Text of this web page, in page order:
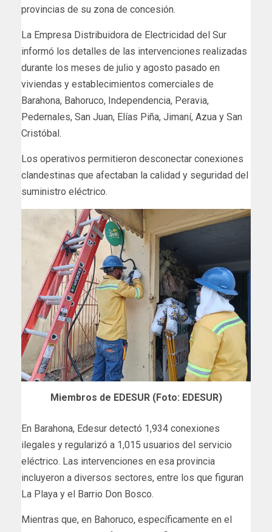
provincias de su zona de concesión.
La Empresa Distribuidora de Electricidad del Sur
informó los detalles de las intervenciones realizadas
durante los meses de julio y agosto pasado en
viviendas y establecimientos comerciales de
Barahona, Bahoruco, Independencia, Peravia,
Pedernales, San Juan, Elías Piña, Jimaní, Azua y San
Cristóbal.
Los operativos permitieron desconectar conexiones
clandestinas que afectaban la calidad y seguridad del
suministro eléctrico.
Miembros de EDESUR (Foto: EDESUR)
En Barahona, Edesur detectó 1,934 conexiones
ilegales y regularizó a 1,015 usuarios del servicio
eléctrico. Las intervenciones en esa provincia
incluyeron a diversos sectores, entre los que figuran
La Playa y el Barrio Don Bosco.
Mientras que, en Bahoruco, específicamente en el